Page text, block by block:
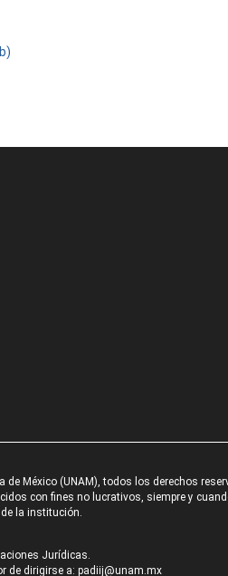
de México (UNAM), todos los derechos
con fines no lucrativos, siempre y
la institución.
Jurídicas.
de dirigirse a: padiij@unam.mx